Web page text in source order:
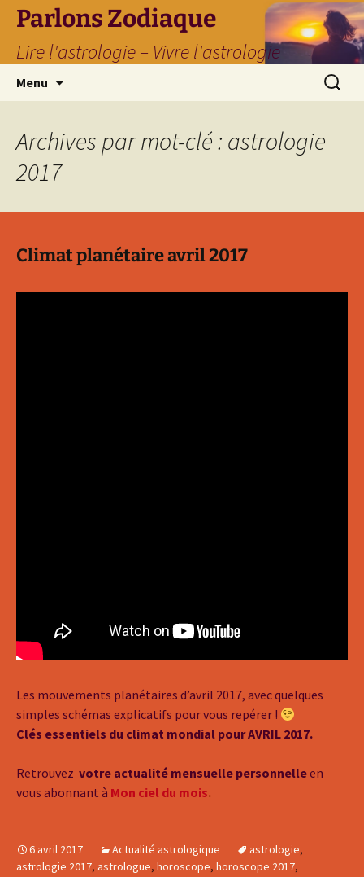
Parlons Zodiaque
Lire l'astrologie – Vivre l'astrologie
Menu
Archives par mot-clé : astrologie
2017
Climat planétaire avril 2017
Les mouvements planétaires d’avril 2017, avec quelques
simples schémas explicatifs pour vous repérer !
Clés essentiels du climat mondial pour AVRIL 2017.
Retrouvez votre actualité mensuelle personnelleen
vous abonnant à Mon ciel du mois.
6 avril 2017 Actualité astrologique astrologie,
astrologie 2017, astrologue, horoscope, horoscope 2017,